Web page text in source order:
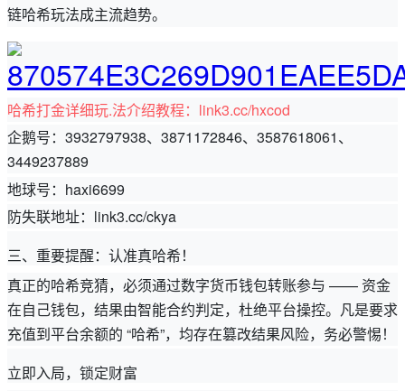
链哈希玩法成主流趋势。
哈希打金详细玩.法介绍教程：link3.cc/hxcod
企鹅号：3932797938、3871172846、3587618061、
3449237889
地球号：haxi6699
防失联地址：link3.cc/ckya
三、重要提醒：认准真哈希！
真正的哈希竞猜，必须通过数字货币钱包转账参与 —— 资金
在自己钱包，结果由智能合约判定，杜绝平台操控。凡是要求
充值到平台余额的 “哈希”，均存在篡改结果风险，务必警惕！
立即入局，锁定财富